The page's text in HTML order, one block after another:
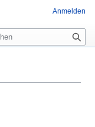
Anmelden